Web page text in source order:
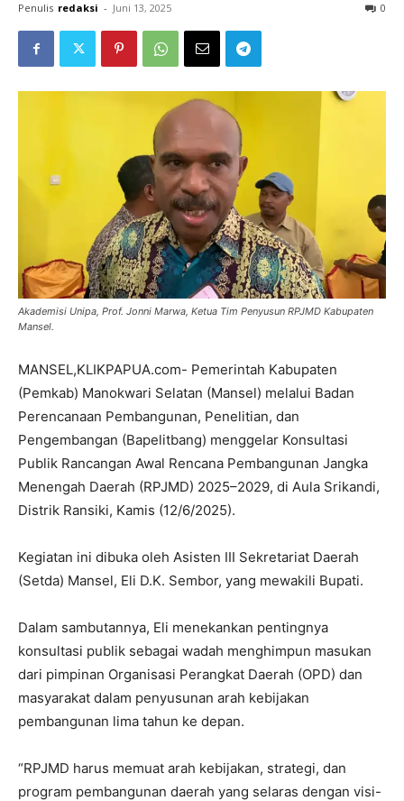
Penulis redaksi - Juni 13, 2025 0
Akademisi Unipa, Prof. Jonni Marwa, Ketua Tim Penyusun RPJMD Kabupaten
Mansel.
MANSEL,KLIKPAPUA.com- Pemerintah Kabupaten
(Pemkab) Manokwari Selatan (Mansel) melalui Badan
Perencanaan Pembangunan, Penelitian, dan
Pengembangan (Bapelitbang) menggelar Konsultasi
Publik Rancangan Awal Rencana Pembangunan Jangka
Menengah Daerah (RPJMD) 2025–2029, di Aula Srikandi,
Distrik Ransiki, Kamis (12/6/2025).
Kegiatan ini dibuka oleh Asisten III Sekretariat Daerah
(Setda) Mansel, Eli D.K. Sembor, yang mewakili Bupati.
Dalam sambutannya, Eli menekankan pentingnya
konsultasi publik sebagai wadah menghimpun masukan
dari pimpinan Organisasi Perangkat Daerah (OPD) dan
masyarakat dalam penyusunan arah kebijakan
pembangunan lima tahun ke depan.
“RPJMD harus memuat arah kebijakan, strategi, dan
program pembangunan daerah yang selaras dengan visi-